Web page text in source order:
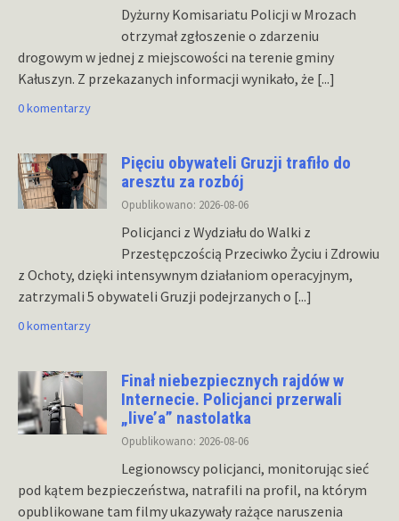
Dyżurny Komisariatu Policji w Mrozach
otrzymał zgłoszenie o zdarzeniu
drogowym w jednej z miejscowości na terenie gminy
Kałuszyn. Z przekazanych informacji wynikało, że [...]
0 komentarzy
Pięciu obywateli Gruzji trafiło do
aresztu za rozbój
Opublikowano: 2026-08-06
Policjanci z Wydziału do Walki z
Przestępczością Przeciwko Życiu i Zdrowiu
z Ochoty, dzięki intensywnym działaniom operacyjnym,
zatrzymali 5 obywateli Gruzji podejrzanych o [...]
0 komentarzy
Finał niebezpiecznych rajdów w
Internecie. Policjanci przerwali
„live’a” nastolatka
Opublikowano: 2026-08-06
Legionowscy policjanci, monitorując sieć
pod kątem bezpieczeństwa, natrafili na profil, na którym
opublikowane tam filmy ukazywały rażące naruszenia